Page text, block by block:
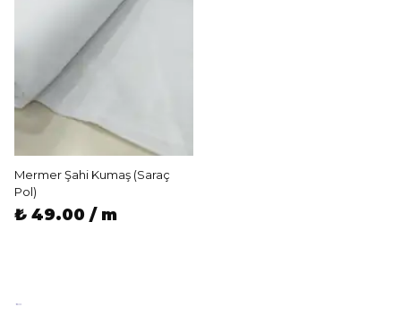
Mermer Şahi Kumaş (Saraç
Pol)
₺ 49.00 / m